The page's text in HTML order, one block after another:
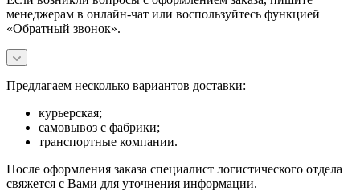
менеджерам в онлайн-чат или воспользуйтесь функцией
«Обратный звонок».
Предлагаем несколько вариантов доставки:
курьерская;
самовывоз с фабрики;
транспортные компании.
После оформления заказа специалист логистического отдела
свяжется с Вами для уточнения информации.